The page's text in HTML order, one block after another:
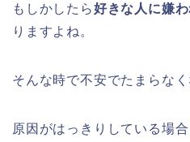
もしかしたら好きな人に嫌
りますよね。
そんな時で不安でたまらなく
原因がはっきりしている場